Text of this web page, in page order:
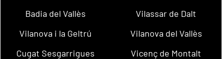
Badia del Vallès
Vilassar de Dalt
Vilanova i la Geltrú
Vilanova del Vallès
Cugat Sesgarrigues
Vicenç de Montalt